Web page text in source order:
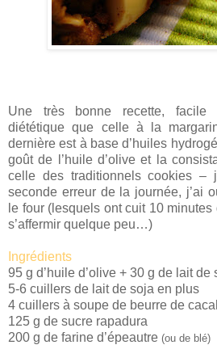
Une très bonne recette, facile
diététique que celle à la
dernière est à base d’huiles
goût de l’huile d’olive et la
celle des traditionnels cookies
seconde erreur de la journée, j’ai
le four (lesquels ont cuit 10
s’affermir quelque peu…)
Ingrédients
95 g d’huile d’olive + 30 g de lait de
5-6 cuillers de lait de soja en plus
4 cuillers à soupe de beurre de
125 g de sucre rapadura
200 g de farine d’épeautre (ou de blé)